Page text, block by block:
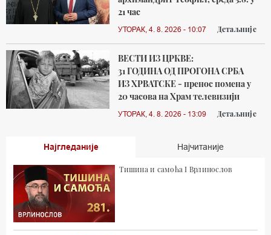
21 час
УТОРАК, 4. 8. 2026 - 10:07 Детаљније
ВЕСТИ ИЗ ЦРКВЕ:
31 ГОДИНА ОД ПРОГОНА СРБА
ИЗ ХРВАТСКЕ - пренос помена у
20 часова на Храм телевизији
УТОРАК, 4. 8. 2026 - 13:09 Детаљније
Најгледаније Најчитаније
Тишина и самоћа I Врлинослов